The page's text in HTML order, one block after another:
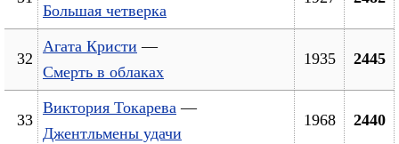
Большая четверка
32
Агата Кристи —
Смерть в облаках
1935 2445
33
Виктория Токарева —
Джентльмены удачи
1968 2440